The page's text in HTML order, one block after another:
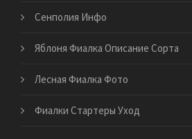
Сенполия Инфо
Яблоня Фиалка Описание Сорта
Лесная Фиалка Фото
Фиалки Стартеры Уход